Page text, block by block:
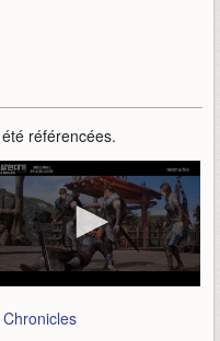
référencées.